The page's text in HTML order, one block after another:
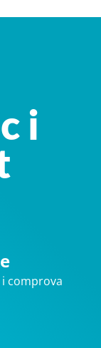
i
comprova